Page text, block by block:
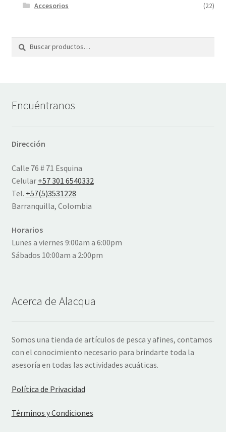
Accesorios
(22)
Buscar
Buscar
Encuéntranos
Dirección
Calle 76 # 71 Esquina
Celular +57 301 6540332
Tel. +57(5)3531228
Barranquilla, Colombia
Horarios
Lunes a viernes 9:00am a 6:00pm
Sábados 10:00am a 2:00pm
Acerca de Alacqua
Somos una tienda de artículos de pesca y afines, contamos
con el conocimiento necesario para brindarte toda la
asesoría en todas las actividades acuáticas.
Política de Privacidad
Términos y Condiciones